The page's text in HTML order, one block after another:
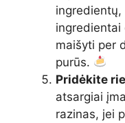
ingredientų,
ingredientai
maišyti per
purūs.
Pridėkite
atsargiai
razinas, jei